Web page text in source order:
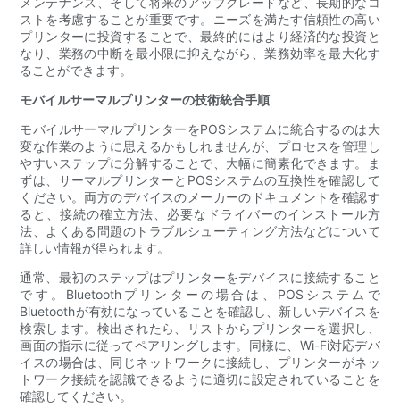
ストを考慮することが重要です。ニーズを満たす信頼性の高い
プリンターに投資することで、最終的にはより経済的な投資と
なり、業務の中断を最小限に抑えながら、業務効率を最大化す
ることができます。
モバイルサーマルプリンターの技術統合手順
モバイルサーマルプリンターをPOSシステムに統合するのは大
変な作業のように思えるかもしれませんが、プロセスを管理し
やすいステップに分解することで、大幅に簡素化できます。ま
ずは、サーマルプリンターとPOSシステムの互換性を確認して
ください。両方のデバイスのメーカーのドキュメントを確認す
ると、接続の確立方法、必要なドライバーのインストール方
法、よくある問題のトラブルシューティング方法などについて
詳しい情報が得られます。
通常、最初のステップはプリンターをデバイスに接続すること
です。Bluetoothプリンターの場合は、POSシステムで
Bluetoothが有効になっていることを確認し、新しいデバイスを
検索します。検出されたら、リストからプリンターを選択し、
画面の指示に従ってペアリングします。同様に、Wi-Fi対応デバ
イスの場合は、同じネットワークに接続し、プリンターがネッ
トワーク接続を認識できるように適切に設定されていることを
確認してください。